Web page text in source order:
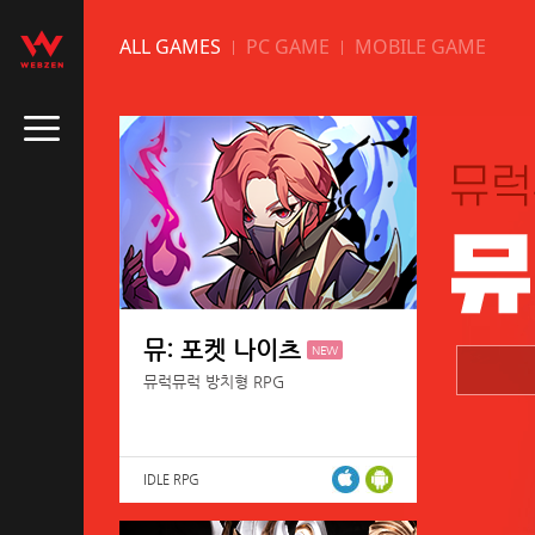
ALL GAMES PC GAME MOBILE GAME
뮤: 포켓 나이츠 NEW
뮤럭뮤럭 방치형 RPG
IDLE RPG